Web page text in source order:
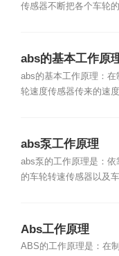
传感器不断把各个车轮
abs的基本工作原
abs的基本工作原理：
轮速度传感器传来的速度
abs泵工作原理
abs泵的工作原理是：
的车轮转速传感器以及车
Abs工作原理
ABS的工作原理是：在